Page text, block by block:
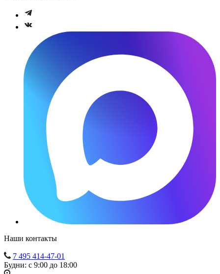
Наши контакты
7 495 414-47-01
Будни: с 9:00 до 18:00